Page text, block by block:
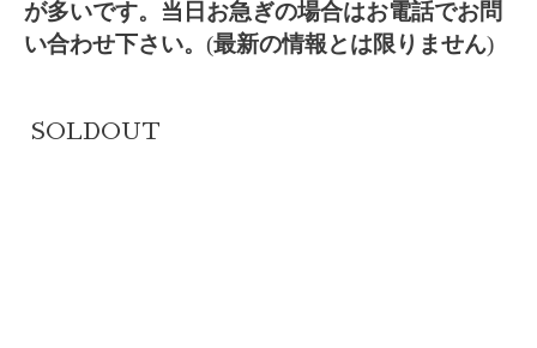
が多いです。当日お急ぎの場合はお電話でお問
い合わせ下さい。 (最新の情報とは限りません)
SOLDOUT